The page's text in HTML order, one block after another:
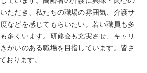
ただき、私たちの職場の雰囲気、介護サ
などを感じてもらいたい。若い職員も多
多くいます。研修会も充実させ、キャリ
がいのある職場を目指しています。皆さ
おります。